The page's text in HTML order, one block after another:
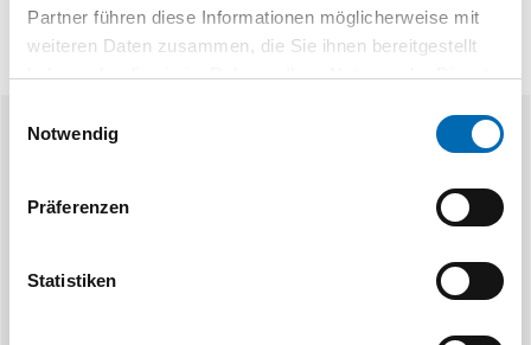
Partner führen diese Informationen möglicherweise mit
weiteren Daten zusammen, die Sie ihnen bereitgestellt
haben oder die sie im Rahmen Ihrer Nutzung der Dienste
Notwendig
Präferenzen
Statistiken
Ähnliche Produkte